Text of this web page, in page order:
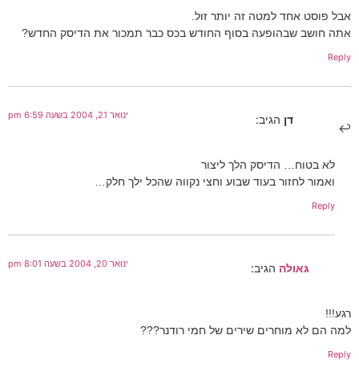
אבל פוסט אחד למטה זה יותר זול.
אתה חושב שבהופעה בסוף החודש בכס כבר תמכור את הדיסק החדש?
Reply
דן הגיב: ינואר 21, 2004 בשעה 6:59 pm
לא בטוח… הדיסק הלך ליצור
ואמור לחזור בעוד שבוע וחצי נקווה שהכל ילך חלק…
Reply
גאולה הגיב: ינואר 20, 2004 בשעה 8:01 pm
רגע!!!
למה הם לא מוחרים שירים של חמי רודנר???
Reply